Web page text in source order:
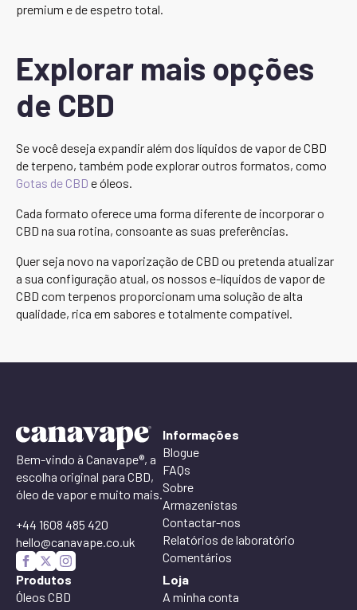
premium e de espetro total.
Explorar mais opções
de CBD
Se você deseja expandir além dos líquidos de vapor de CBD
de terpeno, também pode explorar outros formatos, como
Gotas de CBD e óleos.
Cada formato oferece uma forma diferente de incorporar o
CBD na sua rotina, consoante as suas preferências.
Quer seja novo na vaporização de CBD ou pretenda atualizar
a sua configuração atual, os nossos e-líquidos de vapor de
CBD com terpenos proporcionam uma solução de alta
qualidade, rica em sabores e totalmente compatível.
Bem-vindo à Canavape®, a
escolha original para CBD,
óleo de vapor e muito mais.
+44 1608 485 420
hello@canavape.co.uk
Informações
Blogue
FAQs
Sobre
Armazenistas
Contactar-nos
Relatórios de laboratório
Comentários
Produtos
Óleos CBD
Loja
A minha conta